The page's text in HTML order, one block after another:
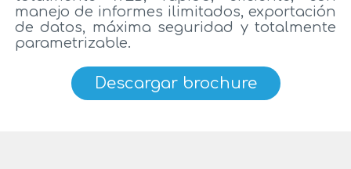
manejo de informes ilimitados, exportación
de datos, máxima seguridad y totalmente
parametrizable.
Descargar brochure